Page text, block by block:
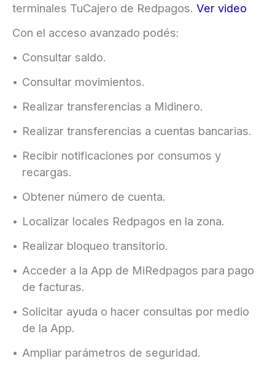
terminales TuCajero de Redpagos. Ver video
Con el acceso avanzado podés:
Consultar saldo.
Consultar movimientos.
Realizar transferencias a Midinero.
Realizar transferencias a cuentas bancarias.
Recibir notificaciones por consumos y
recargas.
Obtener número de cuenta.
Localizar locales Redpagos en la zona.
Realizar bloqueo transitorio.
Acceder a la App de MiRedpagos para pago
de facturas.
Solicitar ayuda o hacer consultas por medio
de la App.
Ampliar parámetros de seguridad.